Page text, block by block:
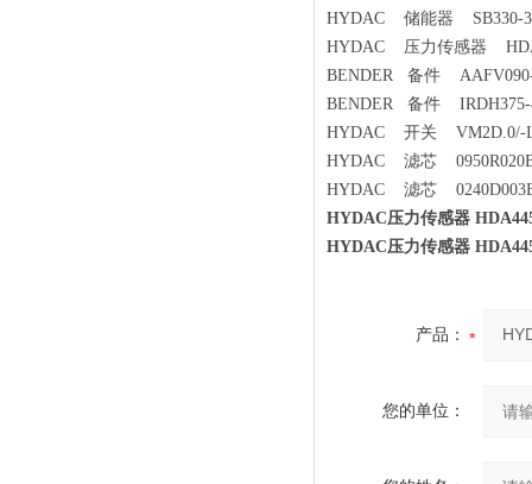
HYDAC 储能器 SB330-
HYDAC 压力传感器
BENDER 备件 AAFV090-
BENDER 备件 IRDH375-
HYDAC 开关 VM2D.0/-
HYDAC 滤芯
HYDAC 滤芯
HYDAC压力传感器
HYDAC压力传感器
产品：
您的单位：